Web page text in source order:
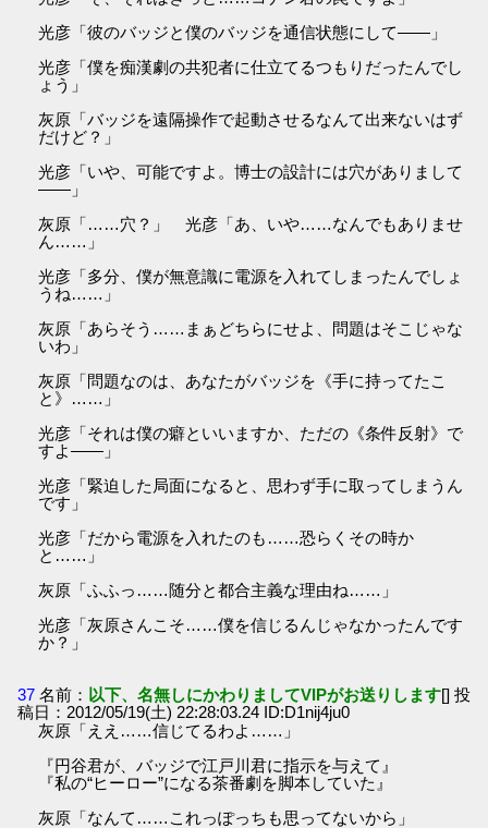
光彦「彼のバッジと僕のバッジを通信状態にして――」
光彦「僕を痴漢劇の共犯者に仕立てるつもりだったんでし
ょう」
灰原「バッジを遠隔操作で起動させるなんて出来ないはず
だけど？」
光彦「いや、可能ですよ。博士の設計には穴がありまして
――」
灰原「……穴？」 光彦「あ、いや……なんでもありませ
ん……」
光彦「多分、僕が無意識に電源を入れてしまったんでしょ
うね……」
灰原「あらそう……まぁどちらにせよ、問題はそこじゃな
いわ」
灰原「問題なのは、あなたがバッジを《手に持ってたこ
と》……」
光彦「それは僕の癖といいますか、ただの《条件反射》で
すよ――」
光彦「緊迫した局面になると、思わず手に取ってしまうん
です」
光彦「だから電源を入れたのも……恐らくその時か
と……」
灰原「ふふっ……随分と都合主義な理由ね……」
光彦「灰原さんこそ……僕を信じるんじゃなかったんです
か？」
37 名前： 以下、名無しにかわりましてVIPがお送りします[] 投
稿日：2012/05/19(土) 22:28:03.24 ID:D1nij4ju0
灰原「ええ……信じてるわよ……」
『円谷君が、バッジで江戸川君に指示を与えて』
『私の“ヒーロー”になる茶番劇を脚本していた』
灰原「なんて……これっぽっちも思ってないから」